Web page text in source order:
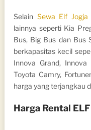
Selain Sewa Elf Jogja
lainnya seperti Kia
Bus, Big Bus dan Bus
berkapasitas kecil
Innova Grand,
Toyota Camry,
harga yang terjangkau
Harga Rental